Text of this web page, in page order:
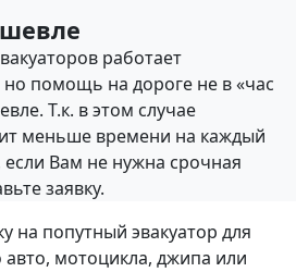
работает
но помощь на дороге не в «час
Т.к. в этом случае
меньше времени на каждый
если Вам не нужна срочная
заявку.
на попутный эвакуатор для
авто, мотоцикла, джипа или